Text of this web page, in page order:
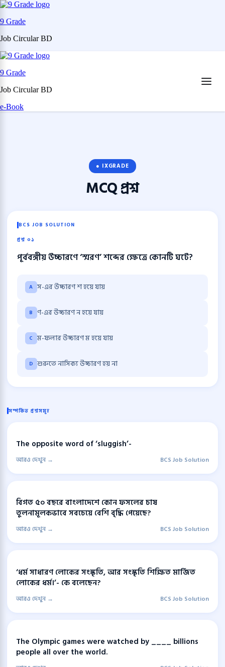
9 Grade
Job Circular BD
Skip
content
Enter)
9 Grade
Job Circular BD
e-Book
● IXGRADE
MCQপ্রশ্ন
BCS JOB SOLUTION
প্রশ্ন ০১
পূর্ববঙ্গীয় উচ্চারণে ‘স্মরণ’ শব্দের ক্ষেত্রে কোনটি ঘটে?
A স-এর উচ্চারণ শ হয়ে যায়
B ণ-এর উচ্চারণ ন হয়ে যায়
C ম-ফলার উচ্চারণ ম হয়ে যায়
D শুরুতে নাসিক্য উচ্চারণ হয় না
সম্পর্কিত প্রশ্নসমূহ
The opposite word of ‘sluggish’-
আরও দেখুন → BCS Job Solution
বিগত ৫০ বছরে বাংলাদেশে কোন ফসলের চাষ
তুলনামূলকভাবে সবচেয়ে বেশি বৃদ্ধি পেয়েছে?
আরও দেখুন → BCS Job Solution
‘ধর্ম সাধারণ লোকের সংস্কৃতি, আর সংস্কৃতি শিক্ষিত মার্জিত
লোকের ধর্ম।’- কে বলেছেন?
আরও দেখুন → BCS Job Solution
The Olympic games were watched by ____ billions
people all over the world.